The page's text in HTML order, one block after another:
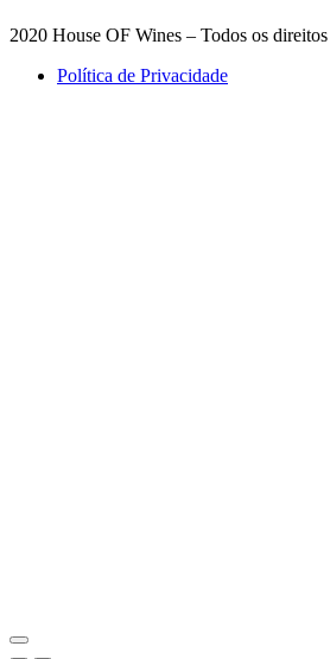
2020 House OF Wines – Todos os direitos
Política de Privacidade